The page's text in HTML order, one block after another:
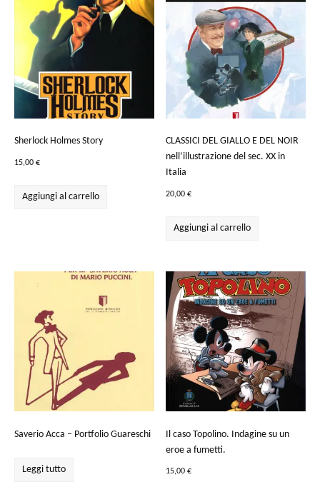
Sherlock Holmes Story
15,00 €
Aggiungi al carrello
CLASSICI DEL GIALLO E DEL NOIR
nell’illustrazione del sec. XX in
Italia
20,00€
Aggiungi al carrello
Saverio Acca – Portfolio Guareschi
Leggi tutto
Il caso Topolino. Indagine su un
eroe a fumetti.
15,00€